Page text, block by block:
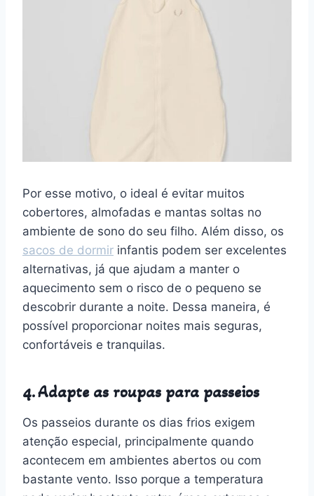
Por esse motivo, o ideal é evitar muitos
cobertores, almofadas e mantas soltas no
ambiente de sono do seu filho. Além disso, os
sacos de dormir infantis podem ser excelentes
alternativas, já que ajudam a manter o
aquecimento sem o risco de o pequeno se
descobrir durante a noite. Dessa maneira, é
possível proporcionar noites mais seguras,
confortáveis e tranquilas.
4. Adapte as roupas para passeios
Os passeios durante os dias frios exigem
atenção especial, principalmente quando
acontecem em ambientes abertos ou com
bastante vento. Isso porque a temperatura